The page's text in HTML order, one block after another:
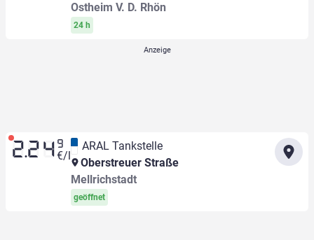
Ostheim V. D. Rhön
24 h
2.24 9
€/l
ARAL Tankstelle
Oberstreuer Straße
Mellrichstadt
geöffnet